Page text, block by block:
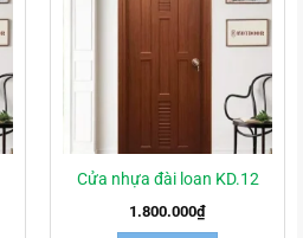
Cửa nhựa đài loan KD.12
1.800.000₫